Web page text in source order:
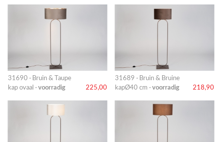
31690 · Bruin & Taupe
kap ovaal · voorradig 225,00
31689 · Bruin & Bruine
kapØ40 cm · voorradig 218,90